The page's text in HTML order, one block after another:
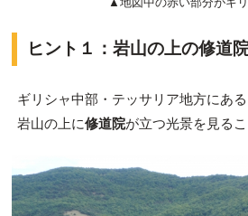
ヒント１：岩山の上の修道
ギリシャ中部・テッサリア地方にある
岩山の上に修道院が立つ光景を見るこ